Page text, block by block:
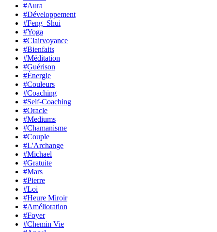
#Aura
#Développement
#Feng_Shui
#Yoga
#Clairvoyance
#Bienfaits
#Méditation
#Guérison
#Énergie
#Couleurs
#Coaching
#Self-Coaching
#Oracle
#Mediums
#Chamanisme
#Couple
#L'Archange
#Michael
#Gratuite
#Mars
#Pierre
#Loi
#Heure Miroir
#Amélioration
#Foyer
#Chemin Vie